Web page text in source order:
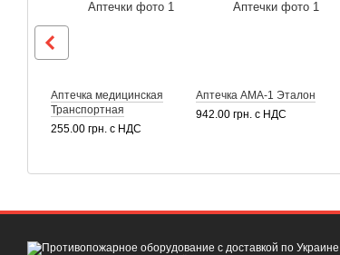
Аптечка медицинская
Транспортная
255.00 грн. с НДС
Аптечка АМА-1 Эталон
942.00 грн. с НДС